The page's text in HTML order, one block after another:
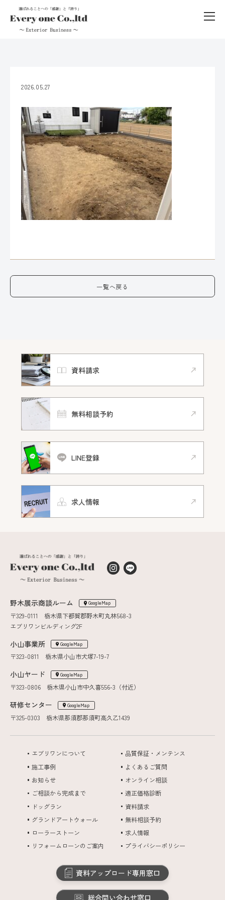
2026.05.27
一覧へ戻る
資料請求
無料相談予約
LINE登録
求人情報
野木展示商談ルーム GoogleMap
〒329-0111 栃木県下都賀郡野木町丸林568-3
エブリワンビルディング2F
小山事業所 GoogleMap
〒323-0811 栃木県小山市犬塚7-19-7
小山ヤード GoogleMap
〒323-0806 栃木県小山市中久喜556-3（付近）
研修センター GoogleMap
〒325-0303 栃木県那須郡那須町高久乙1439
エブリワンについて
施工事例
お知らせ
ご相談から完成まで
ドッグラン
グランドアートウォール
ローラーストーン
リフォームローンのご案内
品質保証・メンテンス
よくあるご質問
オンライン相談
適正価格診断
資料請求
無料相談予約
求人情報
プライバシーポリシー
資料アップロード専用窓口
総合問い合わせ窓口